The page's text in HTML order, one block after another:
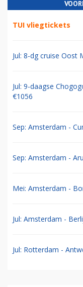
TUI vliegtickets
Jul: 8-dg cruise Oost
Jul: 9-daagse
€1056
Sep: Amsterdam -
Sep: Amsterdam -
Mei: Amsterdam -
Jul: Amsterdam -
Jul: Rotterdam -